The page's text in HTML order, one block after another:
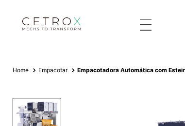
Empacotar Empacotadora Automática com